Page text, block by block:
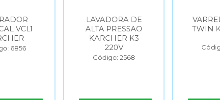
VCL1
6856
LAVADORA DE
ALTA PRESSAO
KARCHER K3
220V
Código: 2568
TWIN